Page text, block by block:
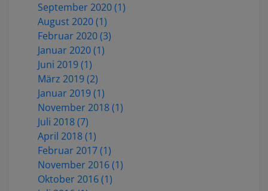
September 2020 (1)
August 2020 (1)
Februar 2020 (3)
Januar 2020 (1)
Juni 2019 (1)
März 2019 (2)
Januar 2019 (1)
November 2018 (1)
Juli 2018 (7)
April 2018 (1)
Februar 2017 (1)
November 2016 (1)
Oktober 2016 (1)